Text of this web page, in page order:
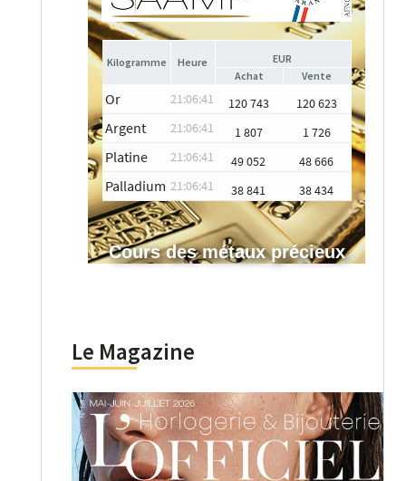
Heure
EUR
Achat
Vente
Or 21:06:41 120 743 120 623
Argent 21:06:41 1 807 1 726
Platine 21:06:41 49 052 48 666
Palladium 21:06:41 38 841 38 434
Cours des métaux précieux
Le Magazine